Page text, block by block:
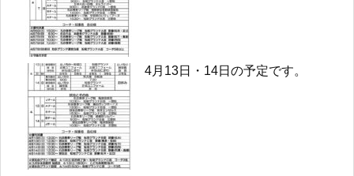
4月13日・14日の予定です。